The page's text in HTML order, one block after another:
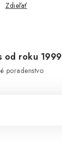
Zdieľať
od roku 1999
poradenstvo